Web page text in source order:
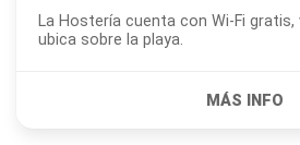
La Hostería cuenta con Wi-Fi gratis, vista al mar y se
ubica sobre la playa.